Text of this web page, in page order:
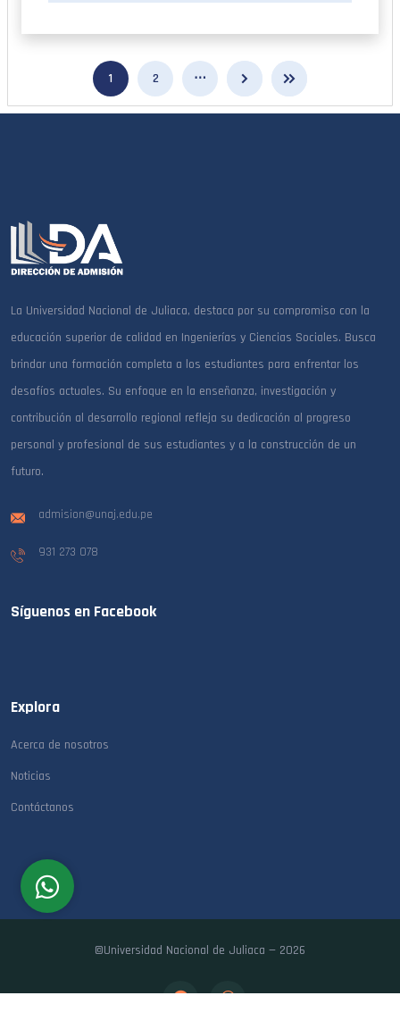
1 2 ⋯ chevron_right keyboard_double_arrow_right
La Universidad Nacional de Juliaca, destaca por su compromiso con la
educación superior de calidad en Ingenierías y Ciencias Sociales. Busca
brindar una formación completa a los estudiantes para enfrentar los
desafíos actuales. Su enfoque en la enseñanza, investigación y
contribución al desarrollo regional refleja su dedicación al progreso
personal y profesional de sus estudiantes y a la construcción de un
futuro.
admision@unaj.edu.pe
931 273 078
Síguenos en Facebook
Explora
Acerca de nosotros
Noticias
Contáctanos
©Universidad Nacional de Juliaca — 2026